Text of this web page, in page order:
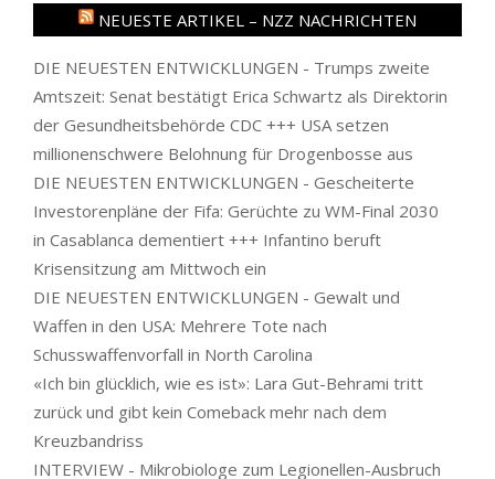
NEUESTE ARTIKEL – NZZ NACHRICHTEN
DIE NEUESTEN ENTWICKLUNGEN - Trumps zweite
Amtszeit: Senat bestätigt Erica Schwartz als Direktorin
der Gesundheitsbehörde CDC +++ USA setzen
millionenschwere Belohnung für Drogenbosse aus
DIE NEUESTEN ENTWICKLUNGEN - Gescheiterte
Investorenpläne der Fifa: Gerüchte zu WM-Final 2030
in Casablanca dementiert +++ Infantino beruft
Krisensitzung am Mittwoch ein
DIE NEUESTEN ENTWICKLUNGEN - Gewalt und
Waffen in den USA: Mehrere Tote nach
Schusswaffenvorfall in North Carolina
«Ich bin glücklich, wie es ist»: Lara Gut-Behrami tritt
zurück und gibt kein Comeback mehr nach dem
Kreuzbandriss
INTERVIEW - Mikrobiologe zum Legionellen-Ausbruch